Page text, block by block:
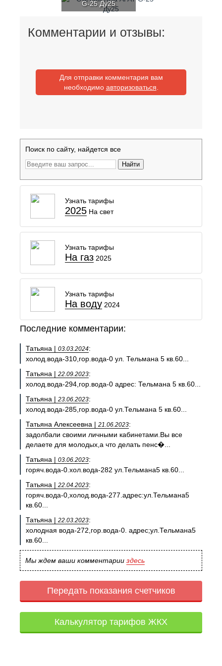
G-25 Ду25
Комментарии и отзывы:
Для отправки комментария вам
необходимо авторизоваться
Поиск по сайту, найдется все
Найти
Узнать тарифы
2025 На свет
Узнать тарифы
На газ 2025
Узнать тарифы
На воду 2024
Последние комментарии:
Татьяна | 03.03.2024:
холод.вода-310,гор.вода-0 ул. Тельмана 5 кв.60...
Татьяна | 22.09.2023:
холод.вода-294,гор.вода-0 адрес: Тельмана 5 кв.60...
Татьяна | 23.06.2023:
холод.вода-285,гор.вода-0 ул.Тельмана 5 кв.60...
Татьяна Алексеевна | 21.06.2023:
задолбали своими личными кабинетами.Вы все
делаете для молодых,а что делать пенс�...
Татьяна | 03.06.2023:
горяч.вода-0.хол.вода-282 ул.Тельмана5 кв.60...
Татьяна | 22.04.2023:
горяч.вода-0,холод.вода-277.адрес:ул.Тельмана5
кв.60...
Татьяна | 22.03.2023:
холодная вода-272,гор.вода-0. адрес;ул.Тельмана5
кв.60...
Мы ждем ваши комментарии здесь
Передать показания счетчиков
Калькулятор тарифов ЖКХ